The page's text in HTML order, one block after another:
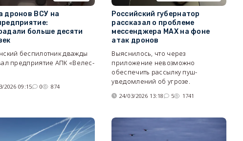
дронов ВСУ на
больше десяти
беспилотник дважды
предприятие АПК «Велес-
2026 09:15 0 874
Российский губернатор
рассказал о проблеме
мессенджера MAX на фоне
атак дронов
Выяснилось, что через
приложение невозможно
обеспечить рассылку пуш-
уведомлений об угрозе.
24/03/2026 13:18 5 1741